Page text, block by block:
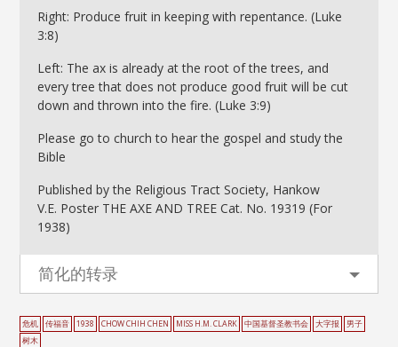
Right: Produce fruit in keeping with repentance. (Luke
3:8)
Left: The ax is already at the root of the trees, and
every tree that does not produce good fruit will be cut
down and thrown into the fire. (Luke 3:9)
Please go to church to hear the gospel and study the
Bible
Published by the Religious Tract Society, Hankow
V.E. Poster THE AXE AND TREE Cat. No. 19319 (For
1938)
简化的转录
危机 传福音 1938 CHOW CHIH CHEN MISS H.M. CLARK 中国基督圣教书会 大字报
男子
树木